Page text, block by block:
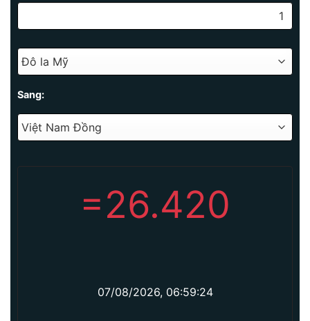
Sang:
=26.420
07/08/2026, 06:59:24